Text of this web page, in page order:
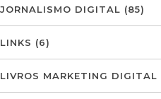
JORNALISMO DIGITAL (85)
LINKS (6)
LIVROS MARKETING DIGITAL